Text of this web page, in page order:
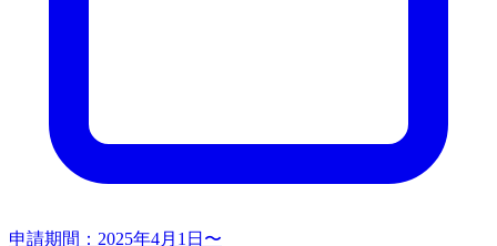
申請期間： 2025年4月1日〜